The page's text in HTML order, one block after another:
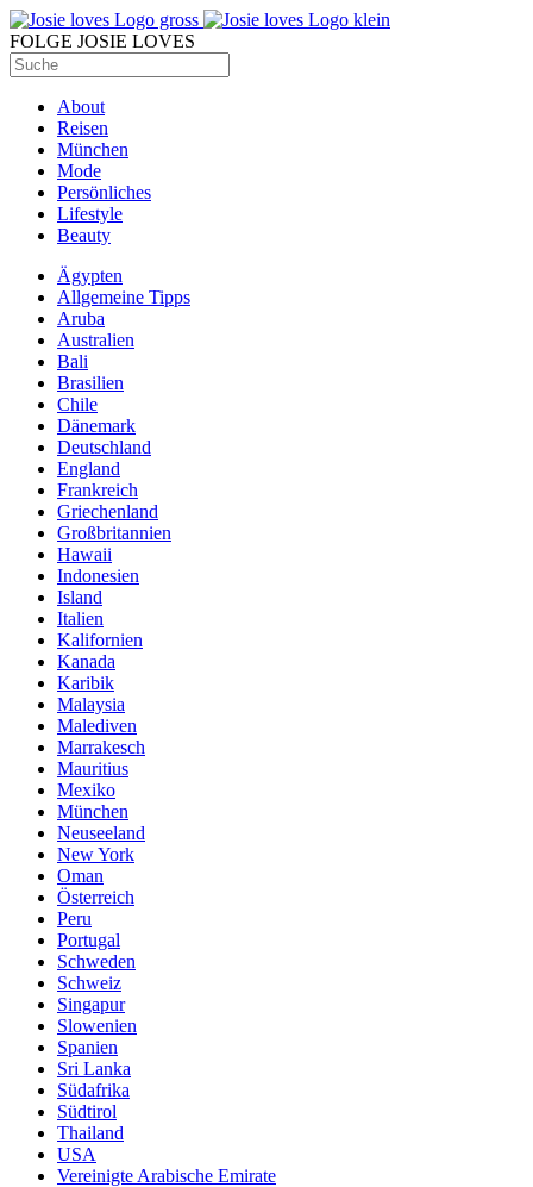
FOLGE JOSIE LOVES
About
Reisen
München
Mode
Persönliches
Lifestyle
Beauty
Ägypten
Allgemeine Tipps
Aruba
Australien
Bali
Brasilien
Chile
Dänemark
Deutschland
England
Frankreich
Griechenland
Großbritannien
Hawaii
Indonesien
Island
Italien
Kalifornien
Kanada
Karibik
Malaysia
Malediven
Marrakesch
Mauritius
Mexiko
München
Neuseeland
New York
Oman
Österreich
Peru
Portugal
Schweden
Schweiz
Singapur
Slowenien
Spanien
Sri Lanka
Südafrika
Südtirol
Thailand
USA
Vereinigte Arabische Emirate